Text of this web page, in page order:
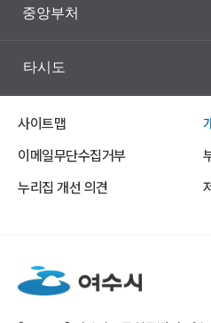
중앙부처
타시도
사이트맵
이메일무단수집거부
누리집 개선 의견